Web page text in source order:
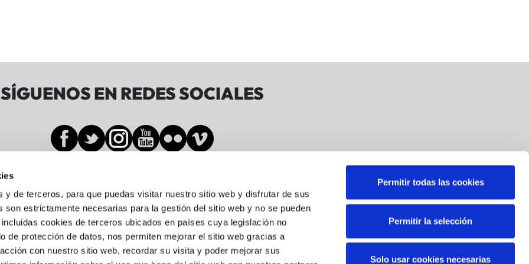
y de terceros, para que puedas visitar nuestro sitio web y disfrutar de sus
son estrictamente necesarias para la gestión del sitio web y no se pueden
cookies de terceros ubicados en países cuya legislación no
de protección de datos, nos permiten mejorar el sitio web gracias a
con nuestro sitio web, recordar su visita y poder mejorar sus
Permitir todas las cookies
Permitir la selección
Solo usar cookies necesarias
SÍGUENOS EN REDES SOCIALES
Sala BBK
Gran Vía de Don Diego López de Haro, 19-21
Abando, 48001 Bilbo, Bizkaia
Suscríbete a nuestra newsletter
Correo*
Al suscribirse, usted consiente el tratamiento de sus datos